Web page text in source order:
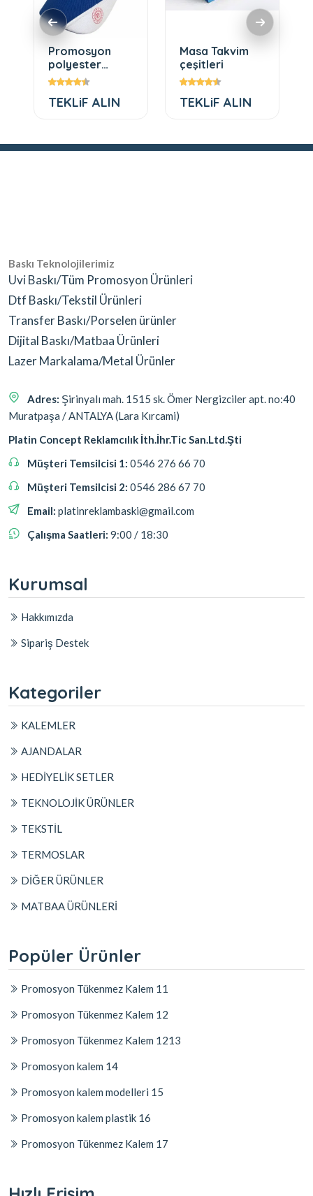
Promosyon
polyester
şapka
TEKLiF ALIN
Masa Takvim
çeşitleri
TEKLiF ALIN
Baskı Teknolojilerimiz
Uvi Baskı/Tüm Promosyon Ürünleri
Dtf Baskı/Tekstil Ürünleri
Transfer Baskı/Porselen ürünler
Dijital Baskı/Matbaa Ürünleri
Lazer Markalama/Metal Ürünler
Adres: Şirinyalı mah. 1515 sk. Ömer Nergizciler apt. no:40
Muratpaşa / ANTALYA (Lara Kırcami)
Platin Concept Reklamcılık İth.İhr.Tic San.Ltd.Şti
Müşteri Temsilcisi 1: 0546 276 66 70
Müşteri Temsilcisi 2: 0546 286 67 70
Email: platinreklambaski@gmail.com
Çalışma Saatleri: 9:00 / 18:30
Kurumsal
Hakkımızda
Sipariş Destek
Kategoriler
KALEMLER
AJANDALAR
HEDİYELİK SETLER
TEKNOLOJİK ÜRÜNLER
TEKSTİL
TERMOSLAR
DİĞER ÜRÜNLER
MATBAA ÜRÜNLERİ
Popüler Ürünler
Promosyon Tükenmez Kalem 11
Promosyon Tükenmez Kalem 12
Promosyon Tükenmez Kalem 1213
Promosyon kalem 14
Promosyon kalem modelleri 15
Promosyon kalem plastik 16
Promosyon Tükenmez Kalem 17